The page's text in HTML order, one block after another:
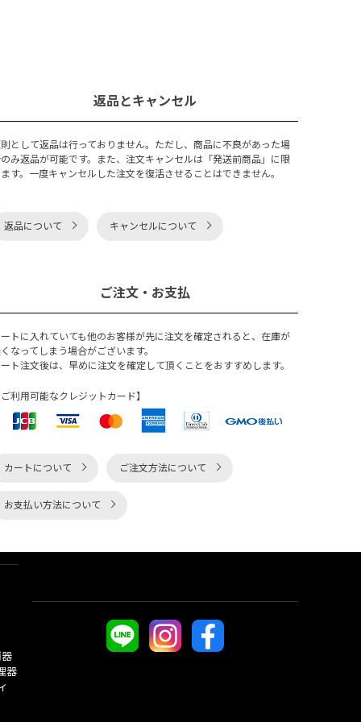
返品とキャンセル
として返品は行っておりません。ただし、商品に不良があった場
み返品が可能です。また、注文キャンセルは「発送前商品」に限
す。一度キャンセルした注文を復活させることはできません。
返品について キャンセルについて
ご注文・お支払
トに入れていても他のお客様が先に注文を確定されると、在庫が
なってしまう場合がございます。
ト注文後は、早めに注文を確定して頂くことをおすすめします。
利用可能なクレジットカード】
カートについて ご注文方法について
お支払い方法について
器